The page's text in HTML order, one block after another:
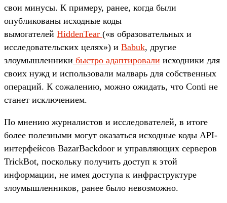
свои минусы. К примеру, ранее, когда были
опубликованы исходные коды
вымогателей HiddenTear («в образовательных и
исследовательских целях») и Babuk, другие
злоумышленники быстро адаптировали исходники для
своих нужд и использовали малварь для собственных
операций. К сожалению, можно ожидать, что Conti не
станет исключением.
По мнению журналистов и исследователей, в итоге
более полезными могут оказаться исходные коды API-
интерфейсов BazarBackdoor и управляющих серверов
TrickBot, поскольку получить доступ к этой
информации, не имея доступа к инфраструктуре
злоумышленников, ранее было невозможно.